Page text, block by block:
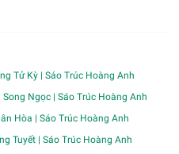
Tử Kỳ | Sáo Trúc Hoàng Anh
Ngọc | Sáo Trúc Hoàng Anh
Hòa | Sáo Trúc Hoàng Anh
Tuyết | Sáo Trúc Hoàng Anh